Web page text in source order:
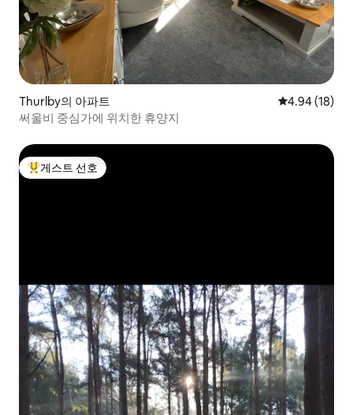
Thurlby의 아파트 평점 4.94점(5
4.94 (18)
써울비 중심가에 위치한 휴양지
상위 게스트 선호
게스트 선호